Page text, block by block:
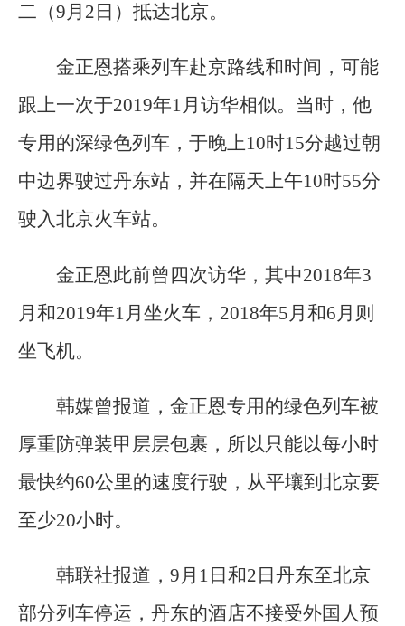
二（9月2日）抵达北京。
金正恩搭乘列车赴京路线和时间，可能
跟上一次于2019年1月访华相似。当时，他
专用的深绿色列车，于晚上10时15分越过朝
中边界驶过丹东站，并在隔天上午10时55分
驶入北京火车站。
金正恩此前曾四次访华，其中2018年3
月和2019年1月坐火车，2018年5月和6月则
坐飞机。
韩媒曾报道，金正恩专用的绿色列车被
厚重防弹装甲层层包裹，所以只能以每小时
最快约60公里的速度行驶，从平壤到北京要
至少20小时。
韩联社报道，9月1日和2日丹东至北京
部分列车停运，丹东的酒店不接受外国人预